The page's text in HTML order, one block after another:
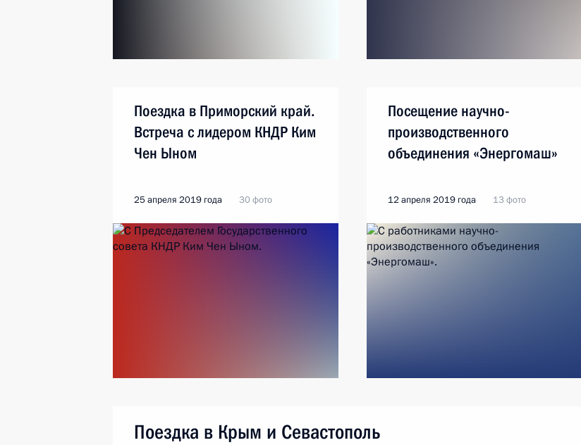
Поездка в Приморский край.
Встреча с лидером КНДР Ким
Чен Ыном
25 апреля 2019 года 30 фото
Посещение научно-
производственного
объединения «Энергомаш»
12 апреля 2019 года 13 фото
Поездка в Крым и Севастополь